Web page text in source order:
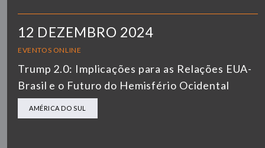
12 DEZEMBRO 2024
EVENTOS ONLINE
Trump 2.0: Implicações para as Relações EUA-
Brasil e o Futuro do Hemisfério Ocidental
AMÉRICA DO SUL